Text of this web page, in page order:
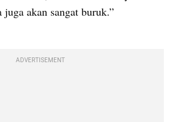
akan sangat buruk.”
ADVERTISEMENT